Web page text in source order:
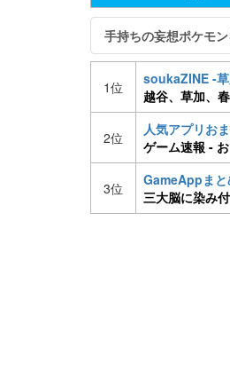
手持ちの妄想ポケモ
1位
soukaZINE -
越谷、草加、
2位
人気アプリお
ゲーム速報 -
3位
GameAppまと
三大脳に染み
んにおまかせ